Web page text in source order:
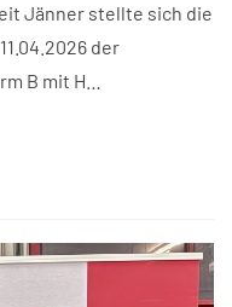
Jänner stellte sich die
der
B mit H…